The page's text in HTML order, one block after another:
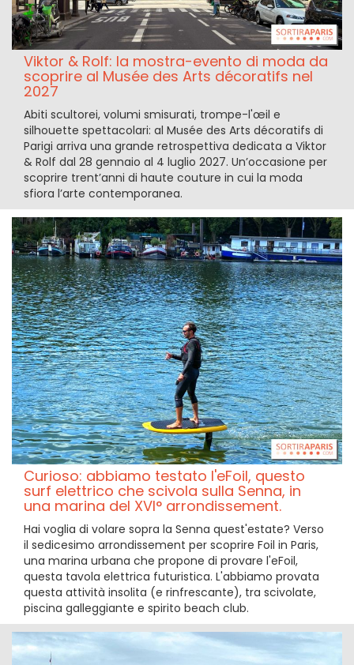
Viktor & Rolf: la mostra-evento di moda da
scoprire al Musée des Arts décoratifs nel
2027
Abiti scultorei, volumi smisurati, trompe-l'œil e
silhouette spettacolari: al Musée des Arts décoratifs di
Parigi arriva una grande retrospettiva dedicata a Viktor
& Rolf dal 28 gennaio al 4 luglio 2027. Un’occasione per
scoprire trent’anni di haute couture in cui la moda
sfiora l’arte contemporanea.
Curioso: abbiamo testato l'eFoil, questo
surf elettrico che scivola sulla Senna, in
una marina del XVI° arrondissement.
Hai voglia di volare sopra la Senna quest'estate? Verso
il sedicesimo arrondissement per scoprire Foil in Paris,
una marina urbana che propone di provare l'eFoil,
questa tavola elettrica futuristica. L'abbiamo provata
questa attività insolita (e rinfrescante), tra scivolate,
piscina galleggiante e spirito beach club.